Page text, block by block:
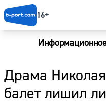
16+
Драма
балет лишил
Новости